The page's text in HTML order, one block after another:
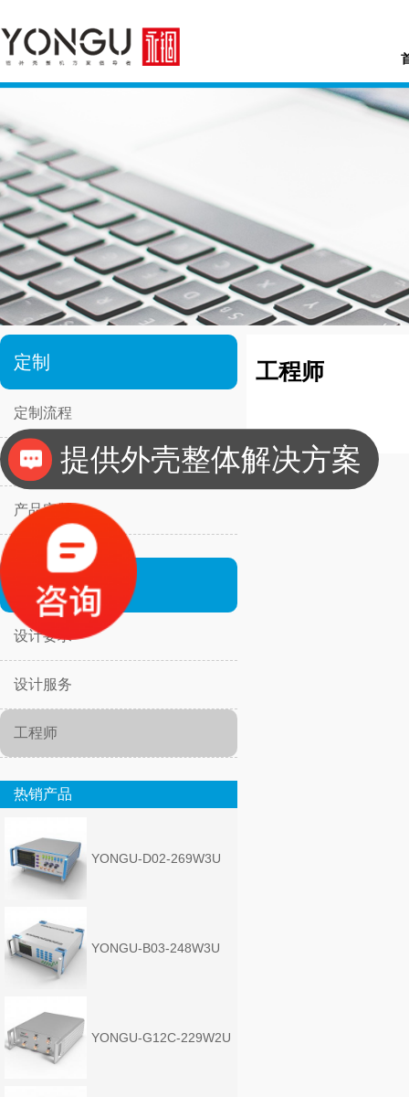
定制
定制流程
成功案例
产品定制
设计
设计要求
设计服务
工程师
热销产品
YONGU-D02-269W3U
YONGU-B03-248W3U
YONGU-G12C-229W2U
工程师
提供外壳整体解决方案